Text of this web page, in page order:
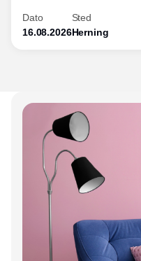
Dato
16.08.2026
Sted
Herning